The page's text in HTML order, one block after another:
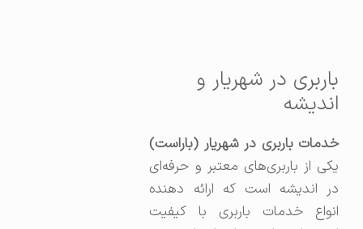
باربری در شهریار و
اندیشه
خدمات باربری در شهریار (باراست)
یکی از باربری‌های معتبر و حرفه‌ای
در اندیشه است که ارائه دهنده
انواع خدمات باربری با کیفیت